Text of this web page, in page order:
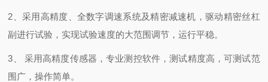
2、采用高精度、全数字调速系统及精密减速机，驱动精密丝杠
副进行试验，实现试验速度的大范围调节，运行平稳。
3、 采用高精度传感器，专业测控软件，测试精度高，可测试范
围广，操作简单。